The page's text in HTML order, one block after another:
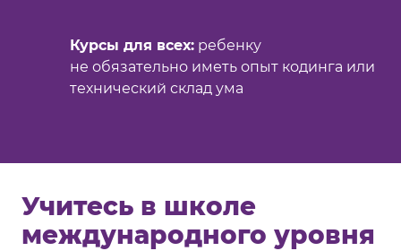
Курсы для всех:ребенку
не обязательно иметь опыт кодинга или
технический склад ума
Учитесь в школе
международного уровня